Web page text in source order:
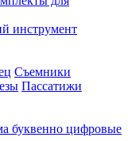
инструмент
Съемники
Пассатижи
буквенно цифровые